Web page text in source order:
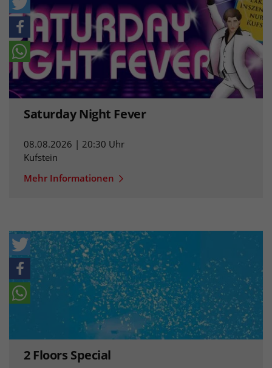
Saturday Night Fever
08.08.2026 | 20:30 Uhr
Kufstein
Mehr Informationen
2 Floors Special